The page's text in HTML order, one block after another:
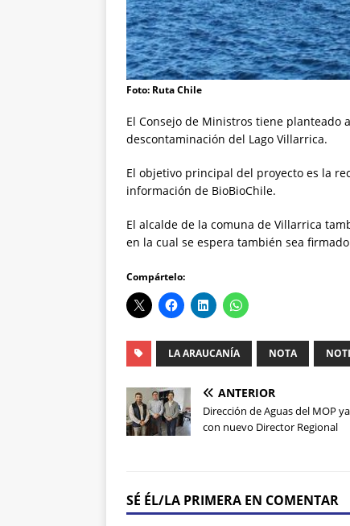
Foto: Ruta Chile
El Consejo de Ministros tiene planteado
descontaminación del Lago Villarrica.
El objetivo principal del proyecto es la
información de BioBioChile.
El alcalde de la comuna de Villarrica
en la cual se espera también sea
Compártelo:
LA ARAUCANÍA NOTA
ANTERIOR
Dirección de Aguas del MOP
con nuevo Director Regional
SÉ ÉL/LA PRIMERA EN COMENTAR